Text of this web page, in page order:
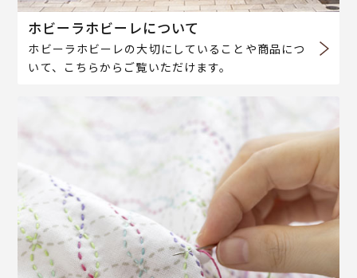
ホビーラホビーレについて
ホビーラホビーレの大切にしていることや商品につ
いて、こちらからご覧いただけます。